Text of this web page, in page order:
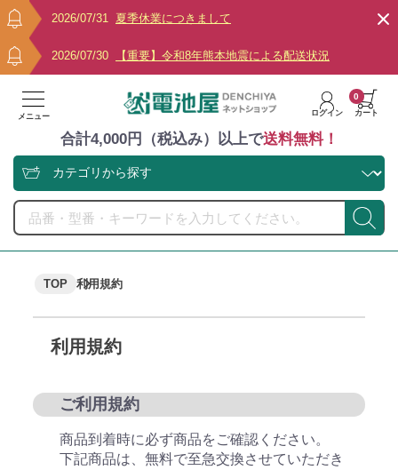
2026/07/31 夏季休業につきまして
2026/07/30 【重要】令和8年熊本地震による配送状況
メニュー ログイン カート
0
合計4,000円（税込み）以上で送料無料！
TOP 利用規約
利用規約
ご利用規約
商品到着時に必ず商品をご確認ください。
下記商品は、無料で至急交換させていただき